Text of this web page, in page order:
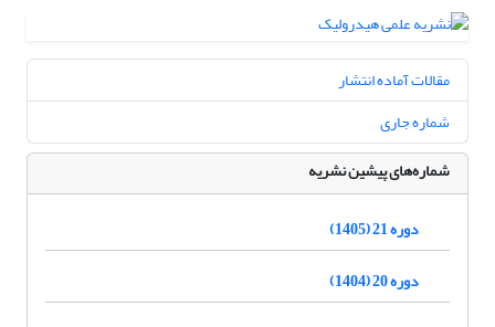
مقالات آماده انتشار
شماره جاری
شماره‌های پیشین نشریه
دوره 21 (1405)
دوره 20 (1404)